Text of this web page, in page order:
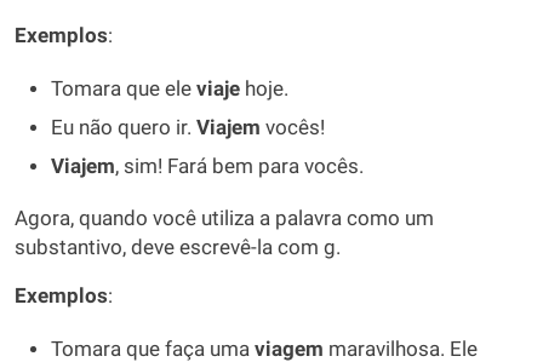
Exemplos:
Tomara que ele viaje hoje.
Eu não quero ir. Viajem vocês!
Viajem, sim! Fará bem para vocês.
Agora, quando você utiliza a palavra como um
substantivo, deve escrevê-la com g.
Exemplos:
Tomara que faça uma viagem maravilhosa. Ele